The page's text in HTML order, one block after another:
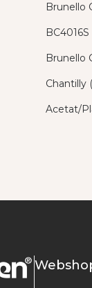
Brunello
BC4016S
Brunello
Chantilly
Acetat/